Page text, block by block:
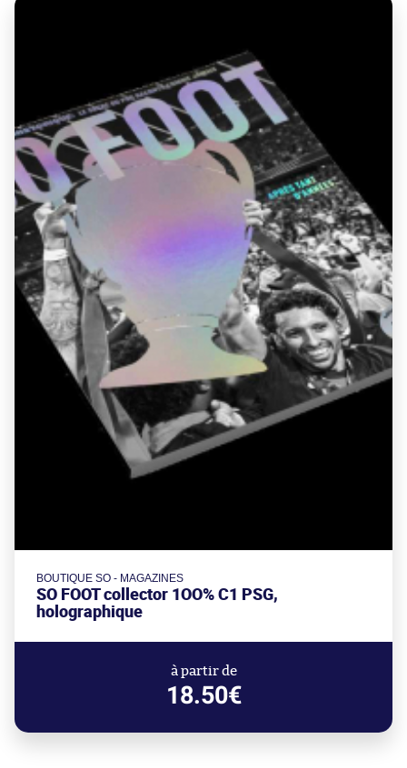
BOUTIQUE SO - MAGAZINES
SO FOOT collector 1OO% C1 PSG,
holographique
à partir de
18.50€